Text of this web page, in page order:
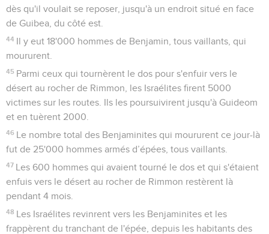
dès qu'il voulait se reposer, jusqu'à un endroit situé en face
de Guibea, du côté est.
44 Il y eut 18'000 hommes de Benjamin, tous vaillants, qui
moururent.
45 Parmi ceux qui tournèrent le dos pour s'enfuir vers le
désert au rocher de Rimmon, les Israélites firent 5000
victimes sur les routes. Ils les poursuivirent jusqu'à Guideom
et en tuèrent 2000.
46 Le nombre total des Benjaminites qui moururent ce jour-là
fut de 25'000 hommes armés d’épées, tous vaillants.
47 Les 600 hommes qui avaient tourné le dos et qui s'étaient
enfuis vers le désert au rocher de Rimmon restèrent là
pendant 4 mois.
48 Les Israélites revinrent vers les Benjaminites et les
frappèrent du tranchant de l'épée, depuis les habitants des